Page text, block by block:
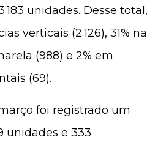
unidades. Desse total,
verticais (2.126), 31% na
(988) e 2% em
(69).
foi registrado um
unidades e 333